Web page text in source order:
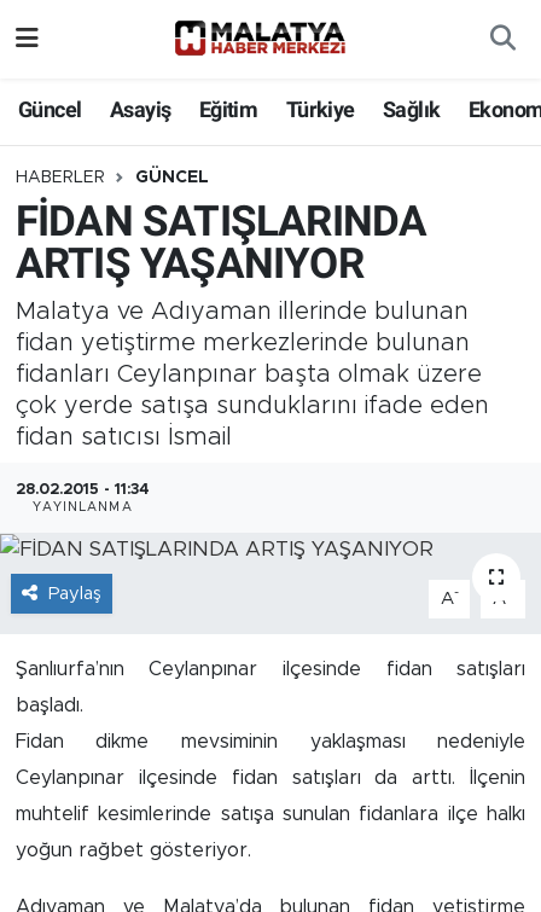
Güncel Asayiş Eğitim Türkiye Sağlık
HABERLER GÜNCEL
FİDAN SATIŞLARINDA
ARTIŞ YAŞANIYOR
Malatya ve Adıyaman illerinde bulunan
fidan yetiştirme merkezlerinde bulunan
fidanları Ceylanpınar başta olmak üzere
çok yerde satışa sunduklarını ifade eden
fidan satıcısı İsmail
28.02.2015 - 11:34
YAYINLANMA
Paylaş A- A
Şanlıurfa’nın Ceylanpınar ilçesinde fidan satışları
başladı.
Fidan dikme mevsiminin yaklaşması nedeniyle
Ceylanpınar ilçesinde fidan satışları da arttı. İlçenin
muhtelif kesimlerinde satışa sunulan fidanlara ilçe halkı
yoğun rağbet gösteriyor.
Adıyaman ve Malatya’da bulunan fidan yetiştirme
Eğitim
Türkiye
Sağlık
Ekonomi
Güncel
İş İlanları
Spor
Yazıhan